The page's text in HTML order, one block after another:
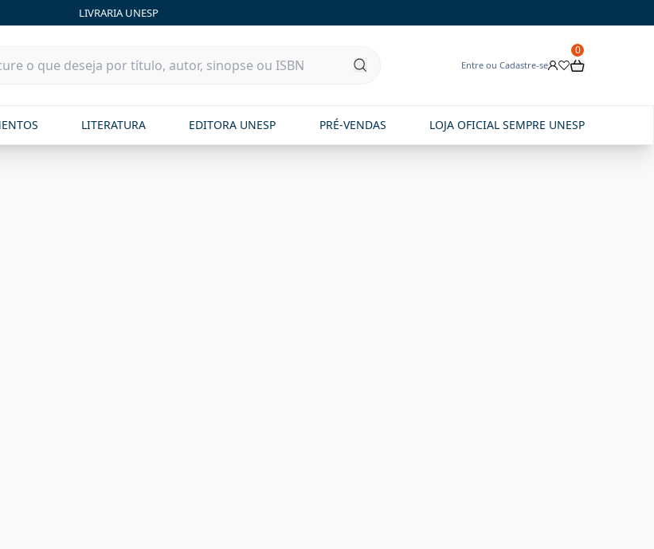
LIVRARIA UNESP
Entre ou Cadastre-se
0
LITERATURA EDITORA UNESP PRÉ-VENDAS LOJA OFICIAL SEMPRE UNESP